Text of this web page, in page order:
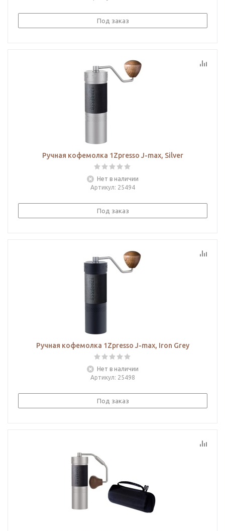
Под заказ
Ручная кофемолка 1Zpresso J-max, Silver
Нет в наличии
Артикул: 25494
Под заказ
Ручная кофемолка 1Zpresso J-max, Iron Grey
Нет в наличии
Артикул: 25498
Под заказ